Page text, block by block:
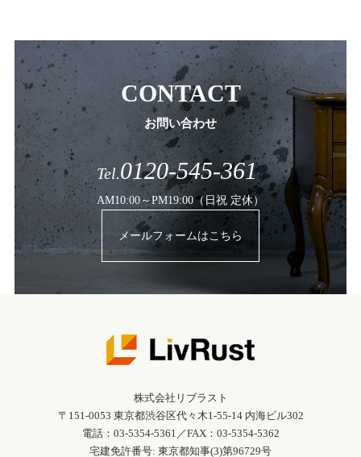
CONTACT
お問い合わせ
Tel.0120-545-361
AM10:00～PM19:00（日祝 定休）
メールフォームはこちら
株式会社リブラスト
〒151-0053 東京都渋谷区代々木1-55-14 内海ビル302
電話：03-5354-5361／FAX：03-5354-5362
宅建免許番号: 東京都知事(3)第96729号